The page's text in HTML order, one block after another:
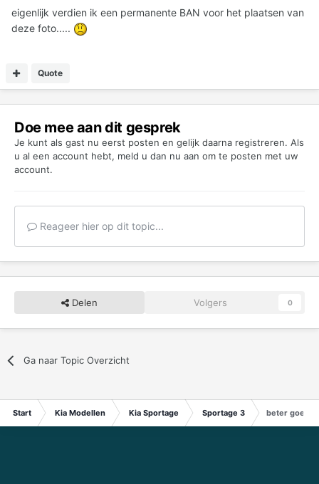
eigenlijk verdien ik een permanente BAN voor het plaatsen van
deze foto.....
Quote
Doe mee aan dit gesprek
Je kunt als gast nu eerst posten en gelijk daarna registreren. Als
u al een account hebt, meld u dan nu aan om te posten met uw
account.
Reageer hier op dit topic...
Delen Volgers 0
Ga naar Topic Overzicht
Start Kia Modellen Kia Sportage Sportage 3 beter goed